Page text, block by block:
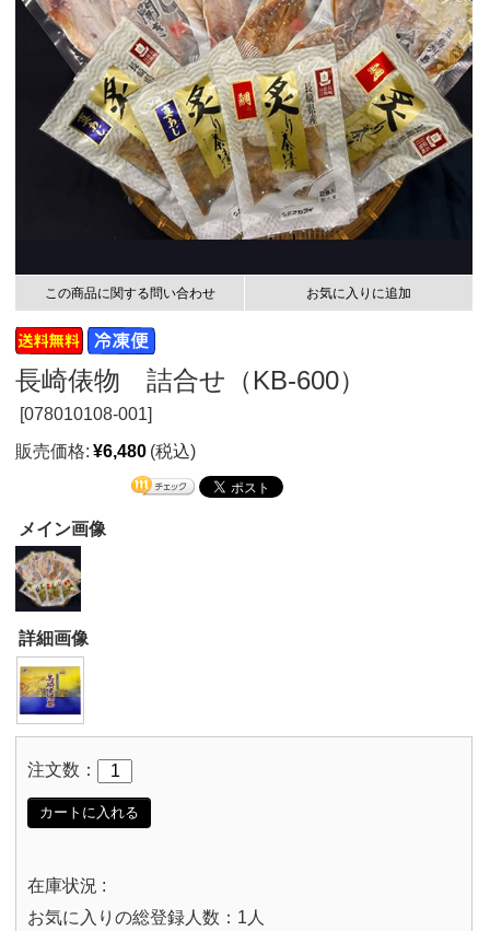
この商品に関する問い合わせ お気に入りに追加
長崎俵物 詰合せ（KB-600）
[078010108-001]
販売価格: ¥6,480 (税込)
メイン画像
詳細画像
注文数：
カートに入れる
在庫状況 :
お気に入りの総登録人数：1人